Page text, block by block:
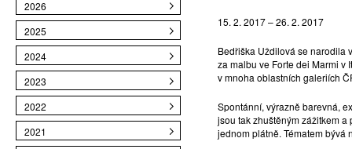
2026
2025
2024
2023
2022
2021
15. 2. 2017 – 26. 2. 2017
Bedřiška Uždilová se narodila
za malbu ve Forte dei Marmi v
v mnoha oblastních galeriích
Spontánní, výrazně barevná,
jsou tak zhuštěným zážitkem
jednom plátně. Tématem bývá